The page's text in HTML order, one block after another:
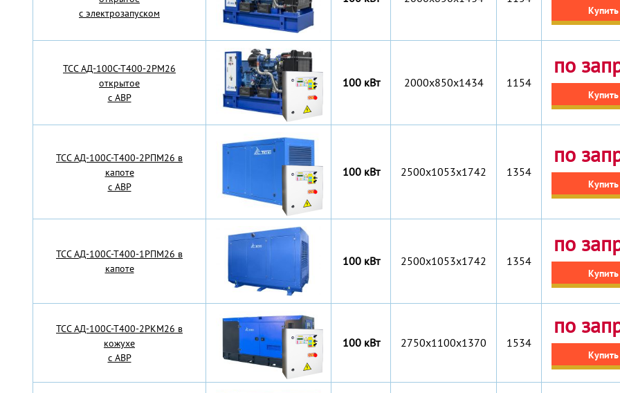
с электрозапуском
Купить
TCC АД-100С-Т400-2РМ26
открытое
с АВР
100 кВт 2000x850x1434 1154
по
Купить
TCC АД-100С-Т400-2РПМ26 в
капоте
с АВР
100 кВт 2500x1053x1742 1354
по
Купить
TCC АД-100С-Т400-1РПМ26 в
капоте
100 кВт 2500x1053x1742 1354
по
Купить
TCC АД-100С-Т400-2РКМ26 в
кожухе
с АВР
100 кВт 2750x1100x1370 1534
по
Купить